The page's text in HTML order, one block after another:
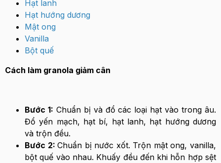
Hạt lanh
Hạt hướng dương
Mật ong
Vanilla
Bột quế
Cách làm granola giảm cân
Bước 1: Chuẩn bị và đổ các loại hạt vào trong âu.
Đổ yến mạch, hạt bí, hạt lanh, hạt hướng dương
và trộn đều.
Bước 2:Chuẩn bị nước xốt. Trộn mật ong, vanilla,
bột quế vào nhau. Khuấy đều đến khi hỗn hợp sệt